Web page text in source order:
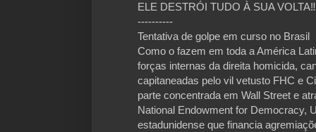
ELE DESTRÓI TUDO À SUA
----------
Tentativa de golpe em curso no Brasil
Como o fazem em toda a América
forças internas da direita homicida,
capitaneadas pelo vil vetusto FHC e
parte concentrada em Wall Street e
National Endowment for Democracy,
estadunidense que financia